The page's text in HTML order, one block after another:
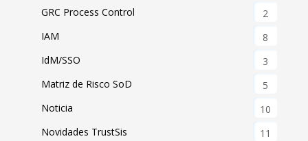
GRC Process Control
2
IAM
8
IdM/SSO
3
Matriz de Risco SoD
5
Noticia
10
Novidades TrustSis
11